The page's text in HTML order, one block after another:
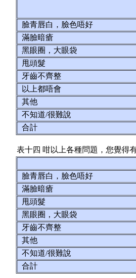
臉青唇白，臉色唔好
滿臉暗瘡
黑眼圈，大眼袋
甩頭髮
牙齒不齊整
以上都唔會
其他
不知道/很難說
合計
表十四 咁以上各種問題，您覺得
臉青唇白，臉色唔好
滿臉暗瘡
甩頭髮
黑眼圈，大眼袋
牙齒不齊整
其他
不知道/很難說
合計